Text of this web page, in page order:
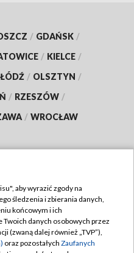
/ GDAŃSK /
/ KIELCE /
ŁÓDŹ / OLSZTYN /
/ RZESZÓW /
/ WROCŁAW
TVP
aby wyrazić zgody na
śledzenia i zbierania danych,
końcowym i ich
danych osobowych przez
(zwaną dalej również „TVP”),
oraz pozostałych Zaufanych